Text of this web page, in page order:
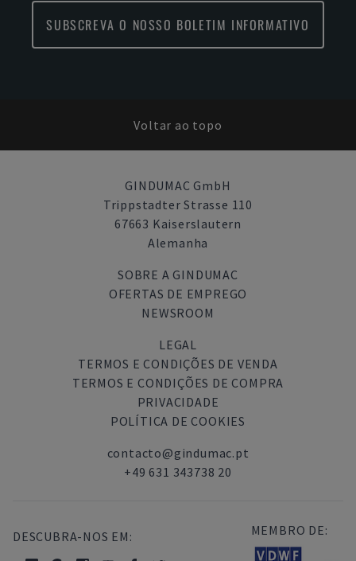
SUBSCREVA O NOSSO BOLETIM INFORMATIVO
Voltar ao topo
GINDUMAC GmbH
Trippstadter Strasse 110
67663 Kaiserslautern
Alemanha
SOBRE A GINDUMAC
OFERTAS DE EMPREGO
NEWSROOM
LEGAL
TERMOS E CONDIÇÕES DE VENDA
TERMOS E CONDIÇÕES DE COMPRA
PRIVACIDADE
POLÍTICA DE COOKIES
contacto@gindumac.pt
+49 631 343738 20
DESCUBRA-NOS EM: MEMBRO DE: